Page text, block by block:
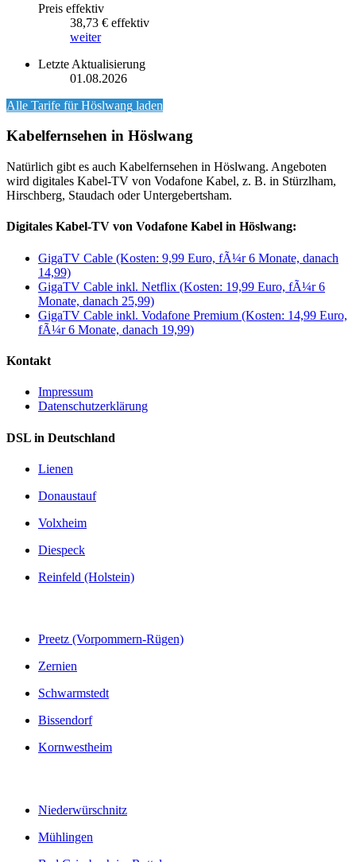
Preis effektiv
38,73 € effektiv
weiter
Letzte Aktualisierung
01.08.2026
Alle Tarife fürHöslwang laden
Kabelfernsehen in Höslwang
Natürlich gibt es auch Kabelfernsehen in Höslwang. Angeboten
wird digitales Kabel-TV von Vodafone Kabel, z. B. in Stürzlham,
Hirschberg, Staudach oder Untergebertsham.
Digitales Kabel-TV von Vodafone Kabel in Höslwang:
GigaTV Cable (Kosten: 9,99 Euro, fÃ¼r 6 Monate, danach
14,99)
GigaTV Cable inkl. Netflix (Kosten: 19,99 Euro, fÃ¼r 6
Monate, danach 25,99)
GigaTV Cable inkl. Vodafone Premium (Kosten: 14,99 Euro,
fÃ¼r 6 Monate, danach 19,99)
Kontakt
Impressum
Datenschutzerklärung
DSL in Deutschland
Lienen
Donaustauf
Volxheim
Diespeck
Reinfeld (Holstein)
Preetz (Vorpommern-Rügen)
Zernien
Schwarmstedt
Bissendorf
Kornwestheim
Niederwürschnitz
Mühlingen